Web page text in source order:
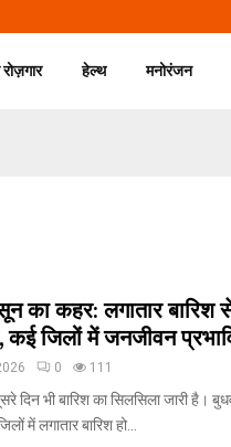
हेल्थ मनोरंजन
का कहर: लगातार बारिश
जिलों में जनजीवन
0 111
दिन भी बारिश का सिलसिला जारी है।
में लगातार बारिश हो...